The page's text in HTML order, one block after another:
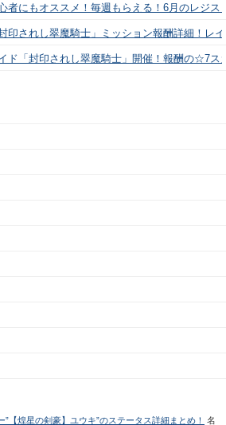
者にもオススメ！毎週もらえる！6月のレジ
印されし翠魔騎士」ミッション報酬詳細！レ
ド「封印されし翠魔騎士」開催！報酬の☆7
【煌星の剣豪】ユウキ”のステータス詳細まとめ！
名